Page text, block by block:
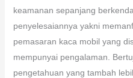
keamanan sepanjang
penyelesaiannya yakni
pemasaran kaca mobil yang
mempunyai pengalaman.
pengetahuan yang tambah